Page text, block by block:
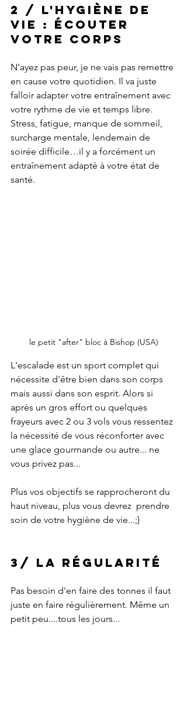
2 / L'hygiène de
vie : écouter
votre corps
N'ayez pas peur, je ne vais pas remettre
en cause votre quotidien. Il va juste
falloir adapter votre entraînement avec
votre rythme de vie et temps libre.
Stress, fatigue, manque de sommeil,
surcharge mentale, lendemain de
soirée difficile…il y a forcément un
entraînement adapté à votre état de
santé.
le petit "after" bloc à Bishop (USA)
L'escalade est un sport complet qui
nécessite d'être bien dans son corps
mais aussi dans son esprit. Alors si
après un gros effort ou quelques
frayeurs avec 2 ou 3 vols vous ressentez
la nécessité de vous réconforter avec
une glace gourmande ou autre... ne
vous privez pas...
Plus vos objectifs se rapprocheront du
haut niveau, plus vous devrez  prendre
soin de votre hygiène de vie...;)
3/ la régularité
Pas besoin d'en faire des tonnes il faut
juste en faire régulièrement. Même un
petit peu....tous les jours...